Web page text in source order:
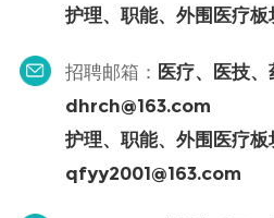
护理、职能、外围医疗
招聘邮箱： 医疗、医技、
dhrch@163.com
护理、职能、外围医疗板
qfyy2001@163.com